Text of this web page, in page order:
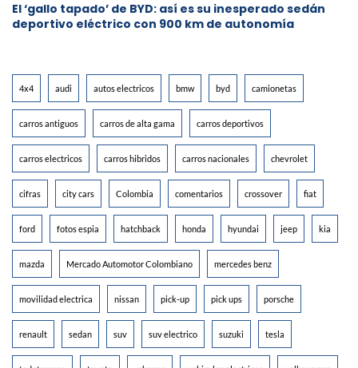
El ‘gallo tapado’ de BYD: así es su inesperado sedán
deportivo eléctrico con 900 km de autonomía
4x4 audi autos electricos bmw byd camionetas
carros antiguos carros de alta gama carros deportivos
carros electricos carros hibridos carros nacionales chevrolet
cifras city cars Colombia comentarios crossover fiat
ford fotos espia hatchback honda hyundai jeep kia
mazda Mercado Automotor Colombiano mercedes benz
movilidad electrica nissan pick-up pick ups porsche
renault sedan suv suv electrico suzuki tesla